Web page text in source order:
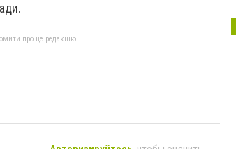
про це редакцію